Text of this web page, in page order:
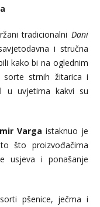
tradicionalni Dani
i stručna
kako bi na oglednim
sorte strnih žitarica i
u uvjetima kakvi su
Varga istaknuo je
što proizvođačima
usjeva i ponašanje
pšenice, ječma i